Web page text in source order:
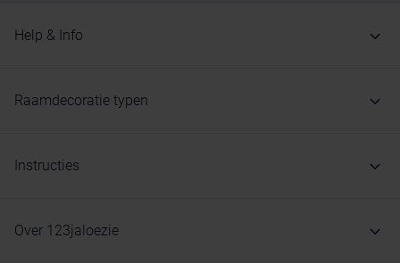
Help & Info
Raamdecoratie typen
Instructies
Over 123jaloezie